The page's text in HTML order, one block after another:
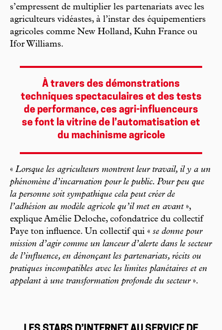
s’empressent de multiplier les partenariats avec les
agriculteurs vidéastes, à l’instar des équipementiers
agricoles comme New Holland, Kuhn France ou
Ifor Williams.
À travers des démonstrations
techniques spectaculaires et des tests
de performance, ces agri-influenceurs
se font la vitrine de l’automatisation et
du machinisme agricole
« Lorsque les agriculteurs montrent leur travail, il y a un
phénomène d’incarnation pour le public. Pour peu que
la personne soit sympathique cela peut créer de
l’adhésion au modèle agricole qu’il met en avant»,
explique Amélie Deloche, cofondatrice du collectif
Paye ton influence. Un collectif qui « se donne pour
mission d’agir comme un lanceur d’alerte dans le secteur
de l’influence, en dénonçant les partenariats, récits ou
pratiques incompatibles avec les limites planétaires et en
appelant à une transformation profonde du secteur».